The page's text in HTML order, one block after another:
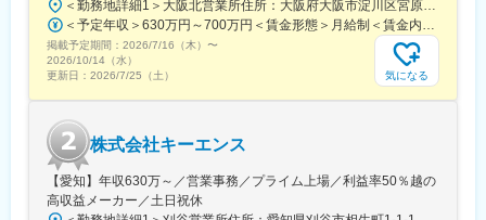
・CSE、顧客、内部専門家、シニアマネジメントと連携して顧客
エスカレーションを処理すること。
・サービス管理チームとともに請求可能な活動を確認および管理
すること。
・地域目標を達成するために、顧客サポートエンジニアのチーム
を育成および管理し、彼らの成長経路と適切なトレーニングを確
保すること。
＜勤務地詳細1＞大阪北営業所住所：大阪府大阪市淀川区宮原3-5-36 新大阪トラストタワー勤務地最寄駅：新大阪駅受動喫煙対策：敷地内喫煙可能場所あり＜勤務地詳細2＞京都営業所住所：京都府京都市下京区四条通室町東入函谷鉾町101 アーバンネット四条烏丸ビル受動喫煙対策：屋内全面禁煙＜勤務地詳細3＞滋賀営業所住所：滋賀県大津市中央2-2-6 受動喫煙対策：屋内全面禁煙変更の範囲：会社の定める事業所
＜予定年収＞630万円～700万円＜賃金形態＞月給制＜賃金内訳＞月額（基本給）：279,000円～281,000円＜月給＞279,000円～281,000円＜昇給有無＞有＜残業手当＞有＜給与補足＞上記は入社初年度の想定年収です。※月給の金額とは別で、残業代、業績賞与支給有り※賞与：年4回、昇給：年1～2回※経験・能力等を考慮の上、同社規定により待遇を決定します※年収は会社業績によって変動することがあります賃金はあくまでも目安の金額であり、選考を通じて上下する可能性があります。月給(月額)は固定手当を含めた表記です。
掲載予定期間： 2026/7/16（木） 〜
2026/10/14（水）
更新日： 2026/7/25（土） 気になる
株式会社キーエンス
【愛知】年収630万～／営業事務／プライム上場／利益率50％越の
高収益メーカー／土日祝休